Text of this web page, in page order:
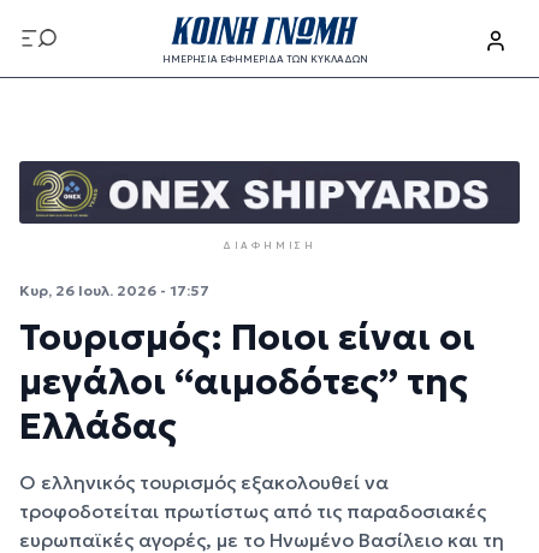
Παράκαμψη προς το κυρίως περιεχόμενο
ΗΜΕΡΗΣΙΑ ΕΦΗΜΕΡΙΔΑ ΤΩΝ ΚΥΚΛΑΔΩΝ
ΔΙΑΦΉΜΙΣΗ
Κυρ, 26 Ιουλ. 2026 - 17:57
Τουρισμός: Ποιοι είναι οι
μεγάλοι “αιμοδότες” της
Ελλάδας
Ο ελληνικός τουρισμός εξακολουθεί να
τροφοδοτείται πρωτίστως από τις παραδοσιακές
ευρωπαϊκές αγορές, με το Ηνωμένο Βασίλειο και τη